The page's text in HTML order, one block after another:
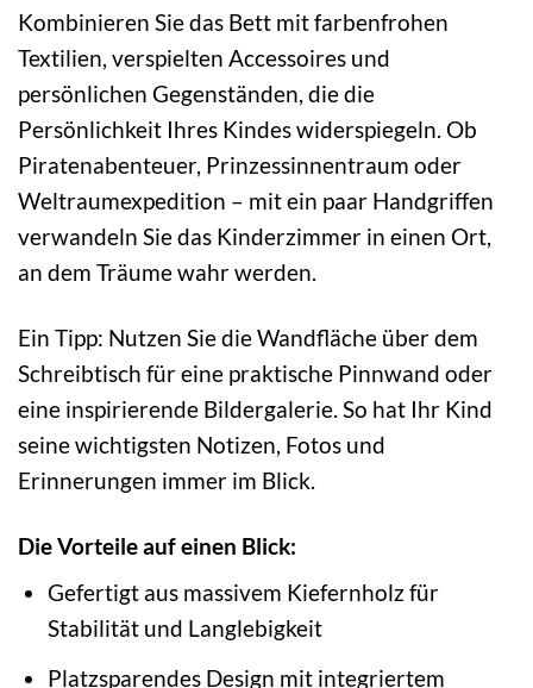
Kombinieren Sie das Bett mit farbenfrohen
Textilien, verspielten Accessoires und
persönlichen Gegenständen, die die
Persönlichkeit Ihres Kindes widerspiegeln. Ob
Piratenabenteuer, Prinzessinnentraum oder
Weltraumexpedition – mit ein paar Handgriffen
verwandeln Sie das Kinderzimmer in einen Ort,
an dem Träume wahr werden.
Ein Tipp: Nutzen Sie die Wandfläche über dem
Schreibtisch für eine praktische Pinnwand oder
eine inspirierende Bildergalerie. So hat Ihr Kind
seine wichtigsten Notizen, Fotos und
Erinnerungen immer im Blick.
Die Vorteile auf einen Blick:
Gefertigt aus massivem Kiefernholz für
Stabilität und Langlebigkeit
Platzsparendes Design mit integriertem